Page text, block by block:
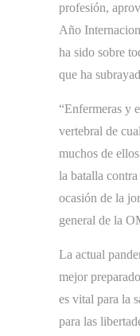
profesión,
Año
ha sido sobre
que ha
“Enfermeras y
vertebral de
muchos de
la batalla
ocasión de la
general de la
La actual
mejor
es vital para la
para las